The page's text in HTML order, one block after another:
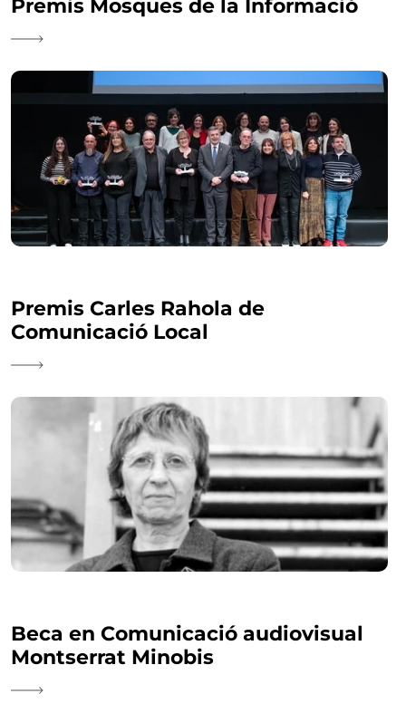
Premis Mosques de la Informació
Premis Carles Rahola de
Comunicació Local
Beca en Comunicació audiovisual
Montserrat Minobis